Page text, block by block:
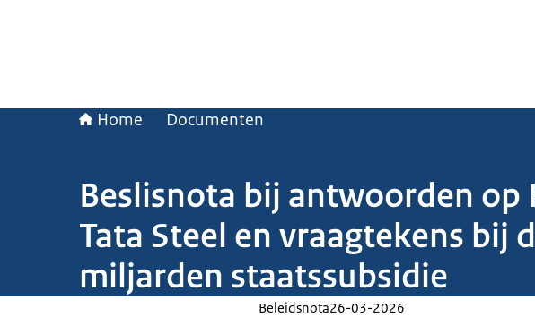
Home Documenten
Beslisnota bij antwoorden
Tata Steel en vraagtekens
miljarden staatssubsidie
Beleidsnota26-03-2026